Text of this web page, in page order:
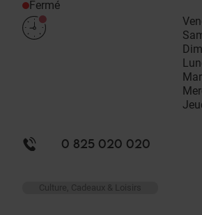
Fermé
0 825 020 020
Culture, Cadeaux & Loisirs